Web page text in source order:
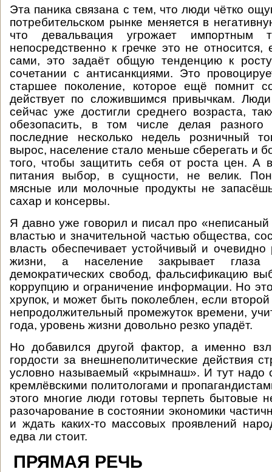
Эта паника связана с тем, что люди чётко
потребительском рынке меняется в
что девальвация угрожает импортным
непосредственно к гречке это не
сами, это задаёт общую тенденцию к
сочетании с антисанкциями. Это
старшее поколение, которое ещё помнит
действует по сложившимся привычкам.
сейчас уже достигли среднего возраста,
обезопасить, в том числе делая
последние несколько недель розничный
вырос, население стало меньше сберегать и
того, чтобы защитить себя от роста цен. А
питания выбор, в сущности, не велик.
мясные или молочные продукты не
сахар и консервы.
Я давно уже говорил и писал про
властью и значительной частью общества,
власть обеспечивает устойчивый и
жизни, а население закрывает
демократических свобод, фальсификацию
коррупцию и ограничение информации. Но
хрупок, и может быть поколеблен, если
непродолжительный промежуток времени,
года, уровень жизни довольно резко упадёт.
Но добавился другой фактор, а именно
гордости за внешнеполитические действия
условно называемый «крымнаш». И тут надо
кремлёвскими политологами и
этого многие люди готовы терпеть бытовые
разочарование в состоянии экономики
и ждать каких-то массовых проявлений
едва ли стоит.
ПРЯМАЯ РЕЧЬ